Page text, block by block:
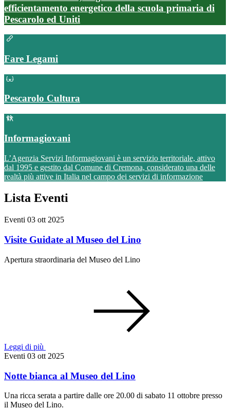
efficientamento energetico della scuola primaria di
Pescarolo ed Uniti
Fare Legami
Pescarolo Cultura
Informagiovani
L’Agenzia Servizi Informagiovani è un servizio territoriale, attivo
dal 1995 e gestito dal Comune di Cremona, considerato una delle
realtà più attive in Italia nel campo dei servizi di informazione
Lista Eventi
Eventi 03 ott 2025
Visite Guidate al Museo del Lino
Apertura straordinaria del Museo del Lino
Leggi di più
Eventi 03 ott 2025
Notte bianca al Museo del Lino
Una ricca serata a partire dalle ore 20.00 di sabato 11 ottobre presso
il Museo del Lino.